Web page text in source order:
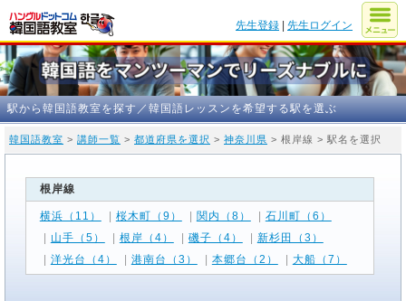
先生登録 |先生ログイン
駅から韓国語教室を探す／韓国語レッスンを希望する駅を選ぶ
韓国語教室 > 講師一覧 > 都道府県を選択 > 神奈川県 > 根岸線 > 駅名を選択
根岸線
横浜（11） 桜木町（9） 関内（8）
石川町（6）
山手（5） 根岸（4） 磯子（4）
新杉田（3）
洋光台（4） 港南台（3） 本郷台（2） 大船（7）